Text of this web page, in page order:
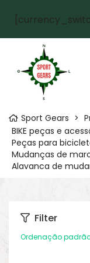
Sport Gears >
BIKE peças e
Peças para
Mudanças de
Alavanca de
Filter
Ordenação